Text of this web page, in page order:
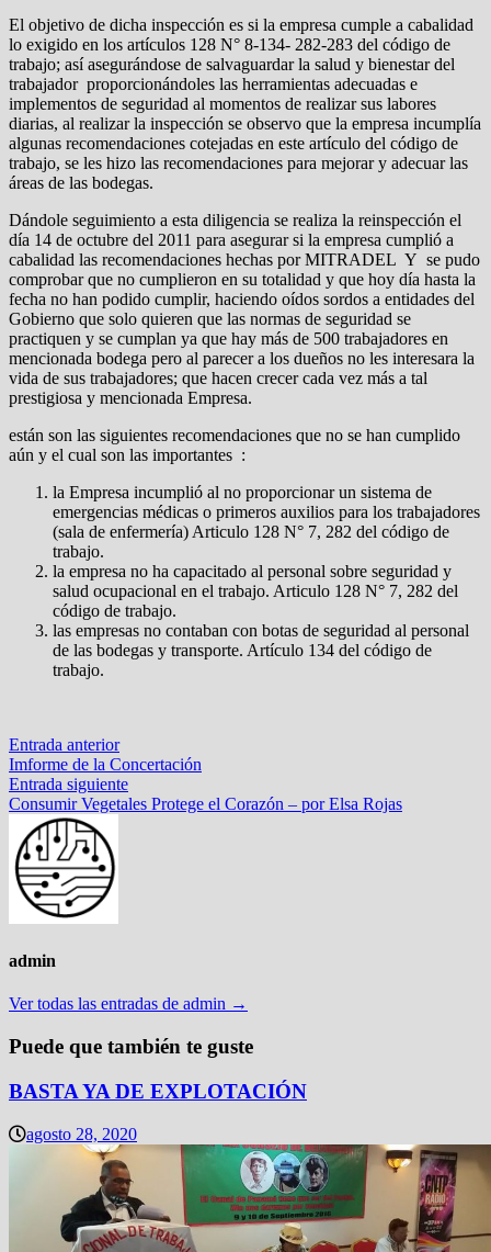
El objetivo de dicha inspección es si la empresa cumple a cabalidad
lo exigido en los artículos 128 N° 8-134- 282-283 del código de
trabajo; así asegurándose de salvaguardar la salud y bienestar del
trabajador proporcionándoles las herramientas adecuadas e
implementos de seguridad al momentos de realizar sus labores
diarias, al realizar la inspección se observo que la empresa incumplía
algunas recomendaciones cotejadas en este artículo del código de
trabajo, se les hizo las recomendaciones para mejorar y adecuar las
áreas de las bodegas.
Dándole seguimiento a esta diligencia se realiza la reinspección el
día 14 de octubre del 2011 para asegurar si la empresa cumplió a
cabalidad las recomendaciones hechas por MITRADEL Y se pudo
comprobar que no cumplieron en su totalidad y que hoy día hasta la
fecha no han podido cumplir, haciendo oídos sordos a entidades del
Gobierno que solo quieren que las normas de seguridad se
practiquen y se cumplan ya que hay más de 500 trabajadores en
mencionada bodega pero al parecer a los dueños no les interesara la
vida de sus trabajadores; que hacen crecer cada vez más a tal
prestigiosa y mencionada Empresa.
están son las siguientes recomendaciones que no se han cumplido
aún y el cual son las importantes :
la Empresa incumplió al no proporcionar un sistema de
emergencias médicas o primeros auxilios para los trabajadores
(sala de enfermería) Articulo 128 N° 7, 282 del código de
trabajo.
la empresa no ha capacitado al personal sobre seguridad y
salud ocupacional en el trabajo. Articulo 128 N° 7, 282 del
código de trabajo.
las empresas no contaban con botas de seguridad al personal
de las bodegas y transporte. Artículo 134 del código de
trabajo.
Navegación
de
entradas
Entrada anteriorEntrada
anterior:
Imforme de la Concertación
Entrada siguienteEntrada
siguiente:
Consumir Vegetales Protege el Corazón – por Elsa Rojas
admin
Ver todas las entradas de admin →
Puede que también te guste
BASTA YA DE EXPLOTACIÓN
agosto 28, 2020